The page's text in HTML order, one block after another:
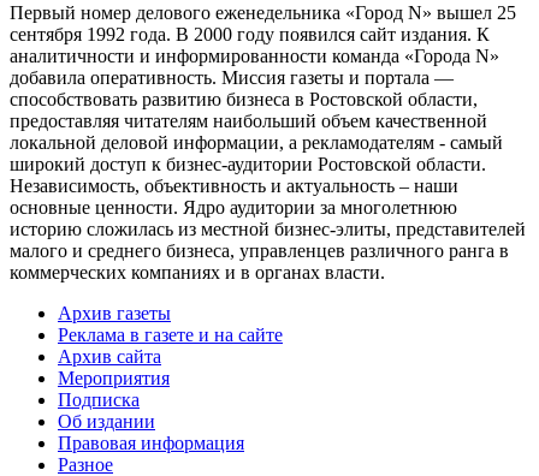
Первый номер делового еженедельника «Город N» вышел 25
сентября 1992 года. В 2000 году появился сайт издания. К
аналитичности и информированности команда «Города N»
добавила оперативность. Миссия газеты и портала —
способствовать развитию бизнеса в Ростовской области,
предоставляя читателям наибольший объем качественной
локальной деловой информации, а рекламодателям - самый
широкий доступ к бизнес-аудитории Ростовской области.
Независимость, объективность и актуальность – наши
основные ценности. Ядро аудитории за многолетнюю
историю сложилась из местной бизнес-элиты, представителей
малого и среднего бизнеса, управленцев различного ранга в
коммерческих компаниях и в органах власти.
Архив газеты
Реклама в газете и на сайте
Архив сайта
Мероприятия
Подписка
Об издании
Правовая информация
Разное